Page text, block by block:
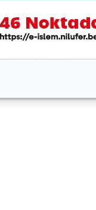
Makyaj
60 saat sürecek
- Halk